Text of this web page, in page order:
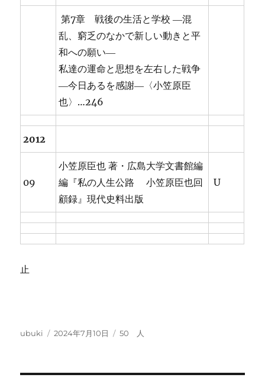
第7章 戦後の生活と学校 ―混
乱、窮乏のなかで新しい動きと平
和への願い―
私達の運命と思想を左右した戦争
―今日あるを感謝―〈小笠原臣
也〉…246
2012
09
小笠原臣也 著・広島大学文書館編
編『私の人生公路 小笠原臣也回
顧録』現代史料出版
U
止
投
ubuki
投
2024年7月10日
カ
50 人